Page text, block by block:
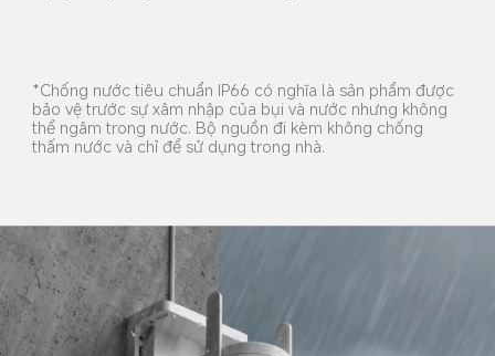
*Chống nước tiêu chuẩn IP66 có nghĩa là sản phẩm được
bảo vệ trước sự xâm nhập của bụi và nước nhưng không
thể ngâm trong nước. Bộ nguồn đi kèm không chống
thấm nước và chỉ để sử dụng trong nhà.